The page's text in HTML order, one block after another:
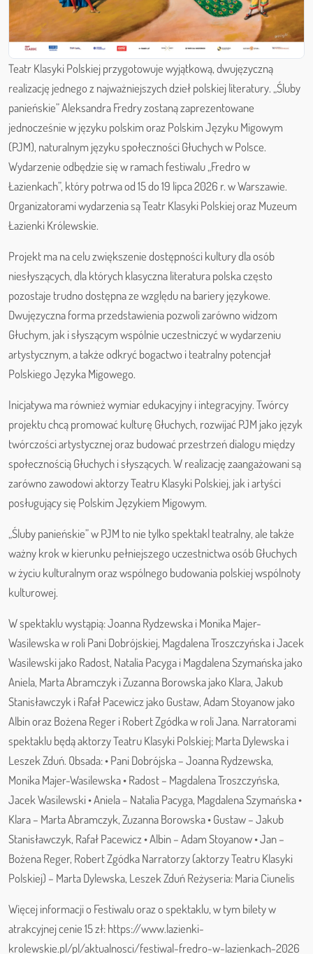
Teatr Klasyki Polskiej przygotowuje wyjątkową, dwujęzyczną
realizację jednego z najważniejszych dzieł polskiej literatury. „Śluby
panieńskie” Aleksandra Fredry zostaną zaprezentowane
jednocześnie w języku polskim oraz Polskim Języku Migowym
(PJM), naturalnym języku społeczności Głuchych w Polsce.
Wydarzenie odbędzie się w ramach festiwalu „Fredro w
Łazienkach”, który potrwa od 15 do 19 lipca 2026 r. w Warszawie.
Organizatorami wydarzenia są Teatr Klasyki Polskiej oraz Muzeum
Łazienki Królewskie.
Projekt ma na celu zwiększenie dostępności kultury dla osób
niesłyszących, dla których klasyczna literatura polska często
pozostaje trudno dostępna ze względu na bariery językowe.
Dwujęzyczna forma przedstawienia pozwoli zarówno widzom
Głuchym, jak i słyszącym wspólnie uczestniczyć w wydarzeniu
artystycznym, a także odkryć bogactwo i teatralny potencjał
Polskiego Języka Migowego.
Inicjatywa ma również wymiar edukacyjny i integracyjny. Twórcy
projektu chcą promować kulturę Głuchych, rozwijać PJM jako język
twórczości artystycznej oraz budować przestrzeń dialogu między
społecznością Głuchych i słyszących. W realizację zaangażowani są
zarówno zawodowi aktorzy Teatru Klasyki Polskiej, jak i artyści
posługujący się Polskim Językiem Migowym.
„Śluby panieńskie” w PJM to nie tylko spektakl teatralny, ale także
ważny krok w kierunku pełniejszego uczestnictwa osób Głuchych
w życiu kulturalnym oraz wspólnego budowania polskiej wspólnoty
kulturowej.
W spektaklu wystąpią: Joanna Rydzewska i Monika Majer-
Wasilewska w roli Pani Dobrójskiej, Magdalena Troszczyńska i Jacek
Wasilewski jako Radost, Natalia Pacyga i Magdalena Szymańska jako
Aniela, Marta Abramczyk i Zuzanna Borowska jako Klara, Jakub
Stanisławczyk i Rafał Pacewicz jako Gustaw, Adam Stoyanow jako
Albin oraz Bożena Reger i Robert Zgódka w roli Jana. Narratorami
spektaklu będą aktorzy Teatru Klasyki Polskiej; Marta Dylewska i
Leszek Zduń. Obsada: • Pani Dobrójska – Joanna Rydzewska,
Monika Majer-Wasilewska • Radost – Magdalena Troszczyńska,
Jacek Wasilewski • Aniela – Natalia Pacyga, Magdalena Szymańska •
Klara – Marta Abramczyk, Zuzanna Borowska • Gustaw – Jakub
Stanisławczyk, Rafał Pacewicz • Albin – Adam Stoyanow • Jan –
Bożena Reger, Robert Zgódka Narratorzy (aktorzy Teatru Klasyki
Polskiej) – Marta Dylewska, Leszek Zduń Reżyseria: Maria Ciunelis
Więcej informacji o Festiwalu oraz o spektaklu, w tym bilety w
atrakcyjnej cenie 15 zł: https://www.lazienki-
krolewskie.pl/pl/aktualnosci/festiwal-fredro-w-lazienkach-2026